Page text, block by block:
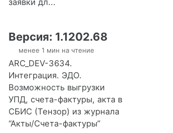
Версия: 1.1202.68
менее 1 мин на чтение
ARC_DEV-3634.
Интеграция. ЭДО.
Возможность выгрузки
УПД, счета-фактуры, акта в
СБИС (Тензор) из журнала
“Акты/Счета-фактуры”